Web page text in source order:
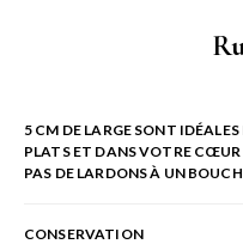
5 CM DE LARGE SONT
PLATS ET DANS VOTRE
PAS DE LARDONS À UN
CONSERVATION